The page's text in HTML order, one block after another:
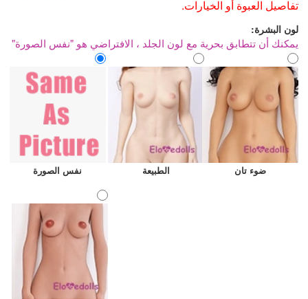
تفاصيل العبوة أو الخيارات.
لون البشرة:
يمكنك أن تتطابق بحرية مع لون الجلد ، الافتراضي هو "نفس الصورة"
نفس الصورة الطبيعة ضوء تان